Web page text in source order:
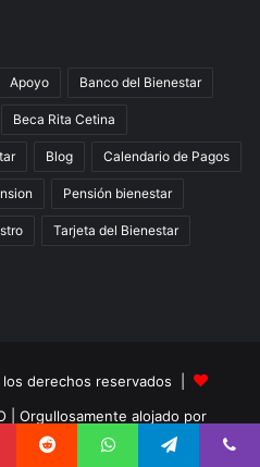
Apoyo Banco del Bienestar
Beca Rita Cetina
Blog Calendario de Pagos
Pensión bienestar
Tarjeta del Bienestar
derechos reservados |
| Orgullosamente alojado por
2024-2025